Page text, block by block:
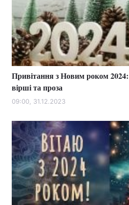
Техно і зв'язок
Зброя
Здоров'я
Цікавинки
Екологія
Лонгріди
Відео з Youtube
Інтерв'ю
Архів
Привітання з Новим роком 2024:
вірші та проза
09:00, 31.12.2023